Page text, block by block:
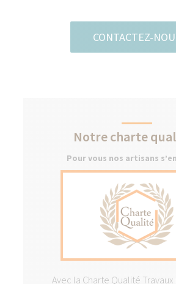
CONTACTEZ-
Notre charte
Pour vous nos artisans
Avec la Charte Qualité Travaux